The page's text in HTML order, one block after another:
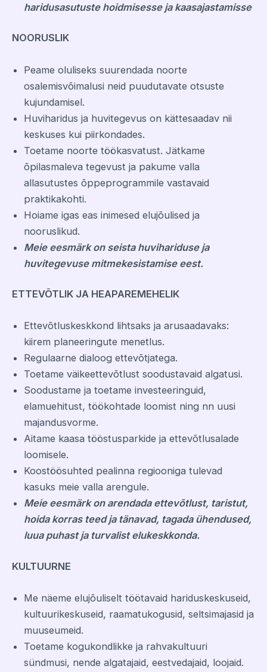
haridusasutuste hoidmisesse ja kaasajastamisse
NOORUSLIK
Peame oluliseks suurendada noorte
osalemisvõimalusi neid puudutavate otsuste
kujundamisel.
Huviharidus ja huvitegevus on kättesaadav nii
keskuses kui piirkondades.
Toetame noorte töökasvatust. Jätkame
õpilasmaleva tegevust ja pakume valla
allasutustes õppeprogrammile vastavaid
praktikakohti.
Hoiame igas eas inimesed elujõulised ja
nooruslikud.
Meie eesmärk on seista huvihariduse ja
huvitegevuse mitmekesistamise eest.
ETTEVÕTLIK JA HEAPAREMEHELIK
Ettevõtluskeskkond lihtsaks ja arusaadavaks:
kiirem planeeringute menetlus.
Regulaarne dialoog ettevõtjatega.
Toetame väikeettevõtlust soodustavaid algatusi.
Soodustame ja toetame investeeringuid,
elamuehitust, töökohtade loomist ning nn uusi
majandusvorme.
Aitame kaasa tööstusparkide ja ettevõtlusalade
loomisele.
Koostöösuhted pealinna regiooniga tulevad
kasuks meie valla arengule.
Meie eesmärk on arendada ettevõtlust, taristut,
hoida korras teed ja tänavad, tagada ühendused,
luua puhast ja turvalist elukeskkonda.
KULTUURNE
Me näeme elujõuliselt töötavaid hariduskeskuseid,
kultuurikeskuseid, raamatukogusid, seltsimajasid ja
muuseumeid.
Toetame kogukondlikke ja rahvakultuuri
sündmusi, nende algatajaid, eestvedajaid, loojaid.